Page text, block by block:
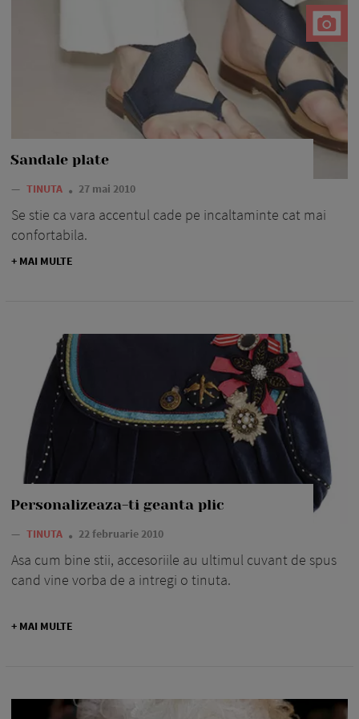
Sandale plate
— TINUTA 27 mai 2010
Se stie ca vara accentul cade pe incaltaminte cat mai
confortabila.
+ MAI MULTE
Personalizeaza-ti geanta plic
— TINUTA 22 februarie 2010
Asa cum bine stii, accesoriile au ultimul cuvant de spus
cand vine vorba de a intregi o tinuta.
+ MAI MULTE